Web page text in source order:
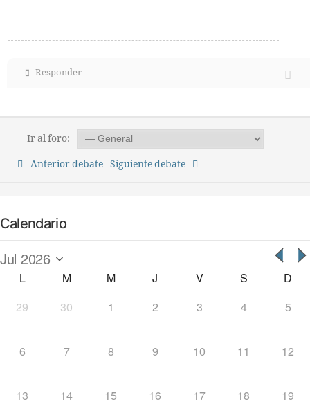
Responder
Ir al foro:
Anterior debate Siguiente debate
Calendario
L M M J V S
D
29
30 1 2 3 4 5
6 7 8 9 10 11 12
13 14 15 16 17 18 19